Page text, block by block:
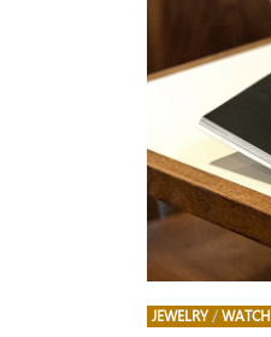
JEWELRY /WATCH